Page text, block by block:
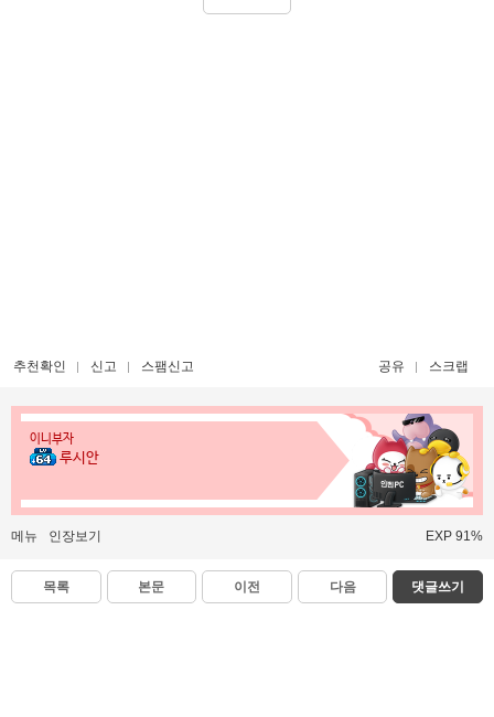
추천확인 신고 스팸신고 공유 스크랩
이니부자
루시안
메뉴 인장보기 EXP 91%
목록 본문 이전 다음 댓글쓰기